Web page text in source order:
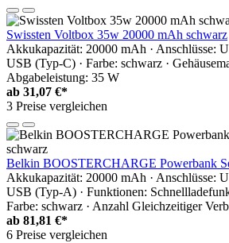
Swissten Voltbox 35w 20000 mAh schwarz
Akkukapazität: 20000 mAh · Anschlüsse:
USB (Typ-C) · Farbe: schwarz ·
Abgabeleistung: 35 W
ab 31,07 €*
3 Preise vergleichen
Belkin BOOSTERCHARGE Powerbank
Akkukapazität: 20000 mAh · Anschlüsse:
USB (Typ-A) · Funktionen:
Farbe: schwarz · Anzahl Gleichzeitiger
ab 81,81 €*
6 Preise vergleichen